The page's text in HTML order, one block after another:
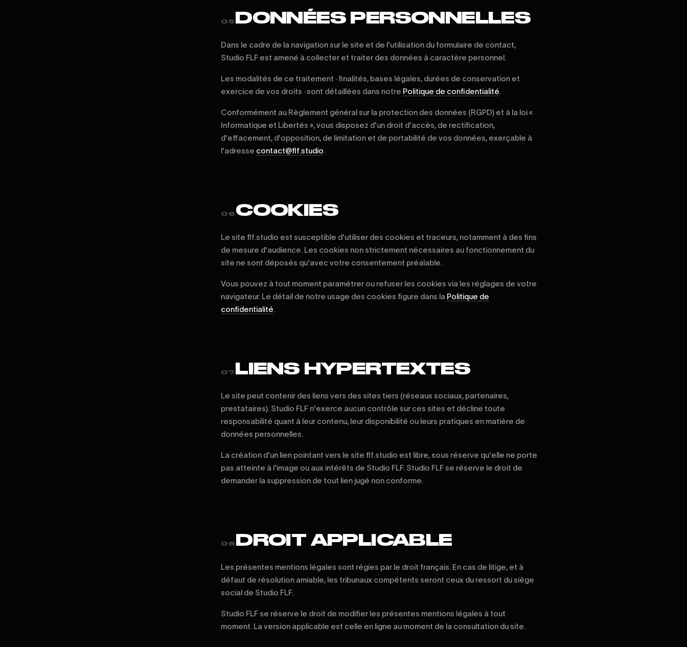
05 DONNÉES PERSONNELLES
Dans le cadre de la navigation sur le site et de l'utilisation du formulaire de contact,
Studio FLF est amené à collecter et traiter des données à caractère personnel.
Les modalités de ce traitement · finalités, bases légales, durées de conservation et
exercice de vos droits · sont détaillées dans notre Politique de confidentialité.
Conformément au Règlement général sur la protection des données (RGPD) et à la loi «
Informatique et Libertés », vous disposez d'un droit d'accès, de rectification,
d'effacement, d'opposition, de limitation et de portabilité de vos données, exerçable à
l'adresse contact@flf.studio.
06 COOKIES
Le site flf.studio est susceptible d'utiliser des cookies et traceurs, notamment à des fins
de mesure d'audience. Les cookies non strictement nécessaires au fonctionnement du
site ne sont déposés qu'avec votre consentement préalable.
Vous pouvez à tout moment paramétrer ou refuser les cookies via les réglages de votre
navigateur. Le détail de notre usage des cookies figure dans la Politique de
confidentialité.
07 LIENS HYPERTEXTES
Le site peut contenir des liens vers des sites tiers (réseaux sociaux, partenaires,
prestataires). Studio FLF n'exerce aucun contrôle sur ces sites et décline toute
responsabilité quant à leur contenu, leur disponibilité ou leurs pratiques en matière de
données personnelles.
La création d'un lien pointant vers le site flf.studio est libre, sous réserve qu'elle ne porte
pas atteinte à l'image ou aux intérêts de Studio FLF. Studio FLF se réserve le droit de
demander la suppression de tout lien jugé non conforme.
08 DROIT APPLICABLE
Les présentes mentions légales sont régies par le droit français. En cas de litige, et à
défaut de résolution amiable, les tribunaux compétents seront ceux du ressort du siège
social de Studio FLF.
Studio FLF se réserve le droit de modifier les présentes mentions légales à tout
moment. La version applicable est celle en ligne au moment de la consultation du site.